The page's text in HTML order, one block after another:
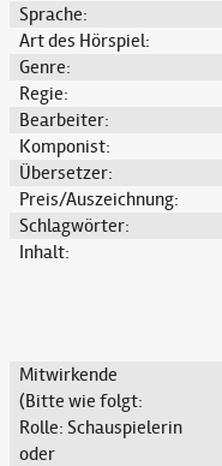
Sprache:
Art des Hörspiel:
Genre:
Regie:
Bearbeiter:
Komponist:
Übersetzer:
Preis/Auszeichnung:
Schlagwörter:
Inhalt:
Mitwirkende
(Bitte wie folgt:
Rolle: Schauspielerin
oder